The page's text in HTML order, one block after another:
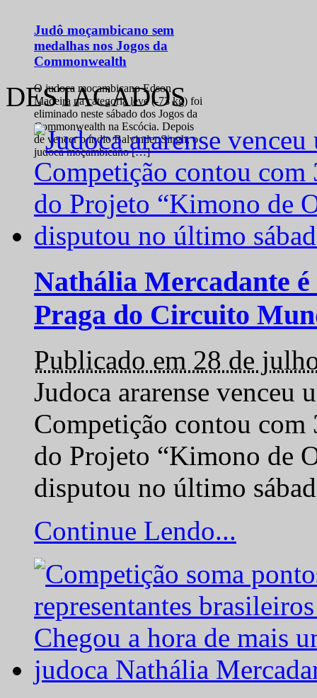
Judô moçambicano sem
medalhas nos Jogos da
Commonwealth
O judoca moçambicano Edson
Madeira na categoria leve (-73 kg) foi
eliminado neste sábado dos Jogos da
Commonwealth na Escócia. Depois
de vencer o índio Balvinder Singh, o
judoca moçambicano […]
DESTACADOS
Nathália Mercadante
Praga do Circuito
Publicado em 28 de
Judoca ararense venceu
Competição contou com
do Projeto “Kimono de
disputou no último
Continue Lendo...